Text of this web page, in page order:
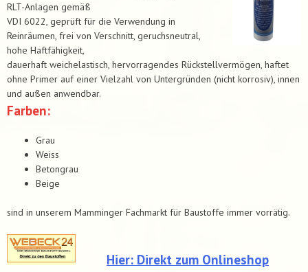
RLT-Anlagen gemäß
VDI 6022, geprüft für die Verwendung in
Reinräumen, frei von Verschnitt, geruchsneutral,
hohe Haftfähigkeit,
dauerhaft weichelastisch, hervorragendes Rückstellvermögen, haftet
ohne Primer auf einer Vielzahl von Untergründen (nicht korrosiv), innen
und außen anwendbar.
Farben:
Grau
Weiss
Betongrau
Beige
sind in unserem Mamminger Fachmarkt für Baustoffe immer vorrätig.
Hier: Direkt zum Onlineshop